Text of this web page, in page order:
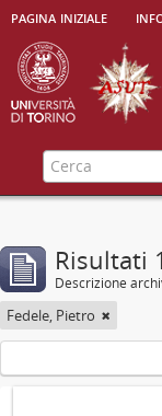
pagina iniziale
Risultati 1
Descrizione
Fedele, Pietro